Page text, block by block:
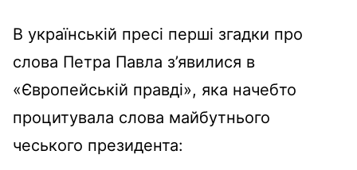
В українській пресі перші згадки про
слова Петра Павла з’явилися в
«Європейській правді», яка начебто
процитувала слова майбутнього
чеського президента: